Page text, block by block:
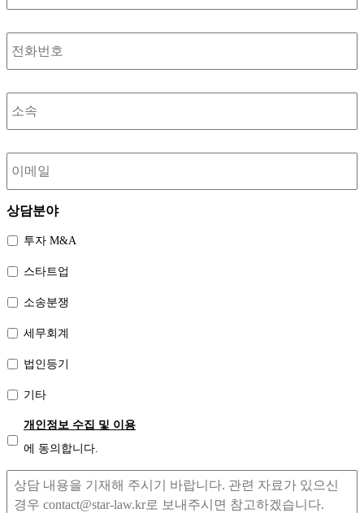
전
화
소
속
이
메
상담분야
투자 M&A
스타트업
소송분쟁
세무회계
법인등기
기타
인
보
수
집
개인정보 수집 및 이용
에 동의합니다.
내
용